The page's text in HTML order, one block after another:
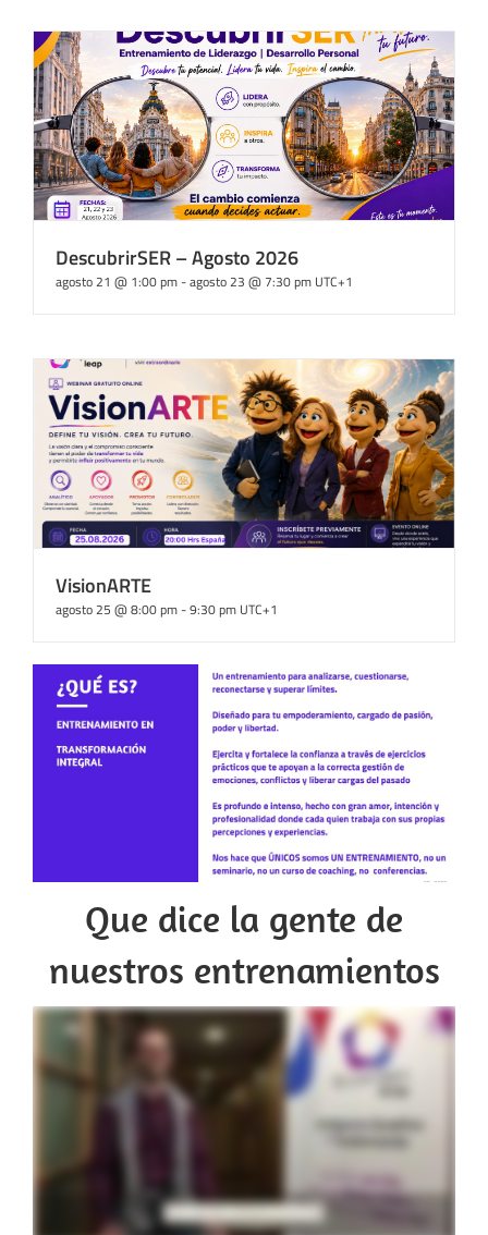
DescubrirSER – Agosto 2026
agosto 21 @ 1:00 pm-agosto 23 @ 7:30 pm UTC+1
VisionARTE
agosto 25 @ 8:00 pm-9:30 pm UTC+1
Que dice la gente de
nuestros entrenamientos